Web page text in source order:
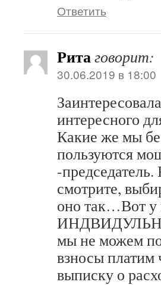
Ответить
Ритаговорит:
30.06.2019 в 18:00
интересного
Какие же мы
пользуются
-
смотрите,
оно так…Вот у
мы не можем
взносы платим
выписку о